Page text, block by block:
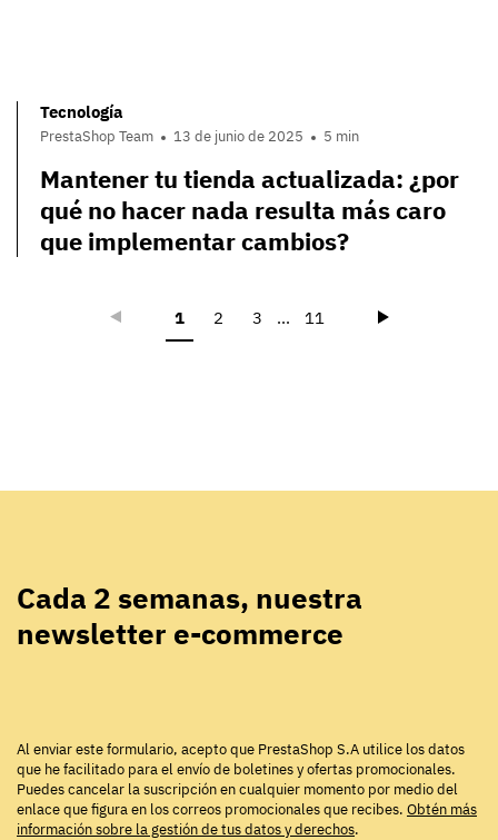
Tecnología
PrestaShop Team 13 de junio de 2025 5 min
Mantener tu tienda actualizada: ¿por
qué no hacer nada resulta más caro
que implementar cambios?
Précédent
1 2 3 ... 11 Suivant
Cada 2 semanas, nuestra
newsletter e-commerce
Al enviar este formulario, acepto que PrestaShop S.A utilice los datos
que he facilitado para el envío de boletines y ofertas promocionales.
Puedes cancelar la suscripción en cualquier momento por medio del
enlace que figura en los correos promocionales que recibes. Obtén más
información sobre la gestión de tus datos y derechos.